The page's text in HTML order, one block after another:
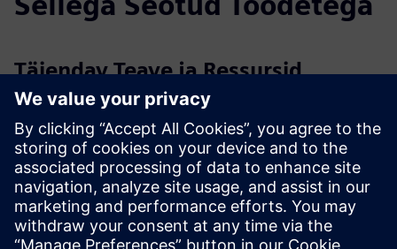
Täiendav Teave ja Ressursid
More information
Case study: Stryker enhances on-site security
Case study: Visitor management solution for Google
Eeltingimused
None